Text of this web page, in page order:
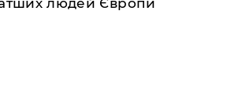
людей Європи